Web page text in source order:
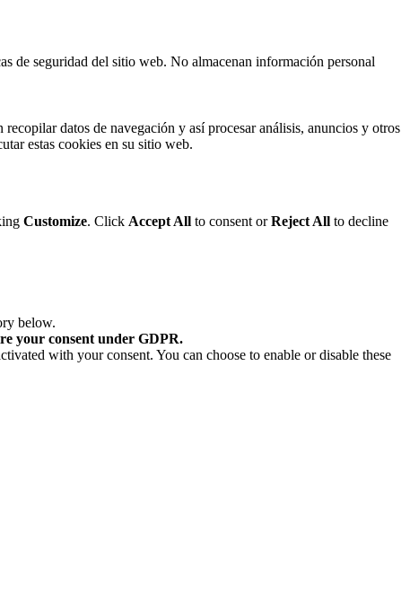
de seguridad del sitio web. No almacenan información personal
datos de navegación y así procesar análisis, anuncios y otros
estas cookies en su sitio web.
Customize. Click Accept All to consent orReject All to decline
below.
your consent under GDPR.
with your consent. You can choose to enable or disable these